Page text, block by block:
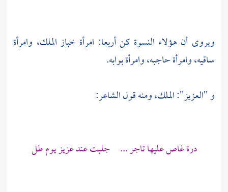
ويروى أن هؤلاء النسوة كن أربعا: امرأة خباز الملك، وامرأة
ساقيه، وامرأة حاجبه، وامرأة بوابه.
و"العزيز":الملك، ومنه قول الشاعر:
درة غاص عليها تاجر ... جلبت عند عزيز يوم طل